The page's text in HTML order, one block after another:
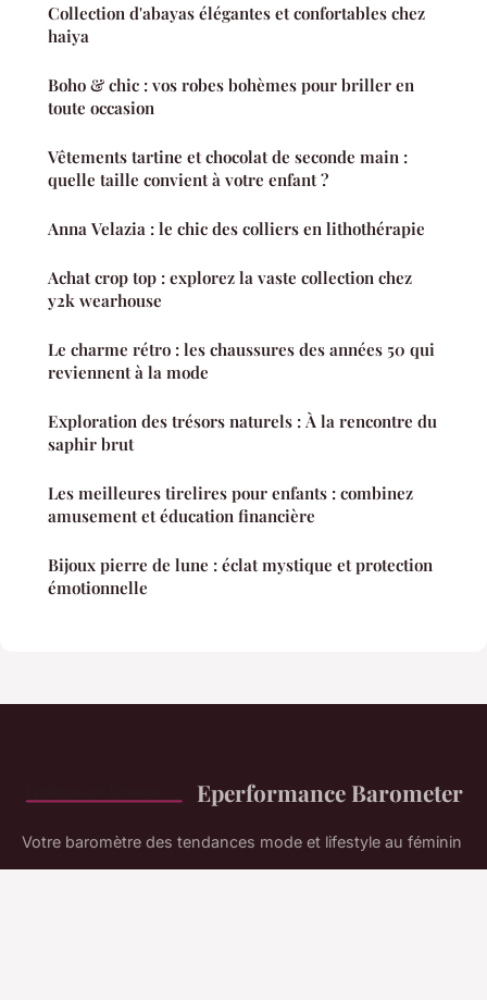
Collection d'abayas élégantes et confortables chez
haiya
Boho & chic : vos robes bohèmes pour briller en
toute occasion
Vêtements tartine et chocolat de seconde main :
quelle taille convient à votre enfant ?
Anna Velazia : le chic des colliers en lithothérapie
Achat crop top : explorez la vaste collection chez
y2k wearhouse
Le charme rétro : les chaussures des années 50 qui
reviennent à la mode
Exploration des trésors naturels : À la rencontre du
saphir brut
Les meilleures tirelires pour enfants : combinez
amusement et éducation financière
Bijoux pierre de lune : éclat mystique et protection
émotionnelle
Eperformance Barometer
Votre baromètre des tendances mode et lifestyle au féminin